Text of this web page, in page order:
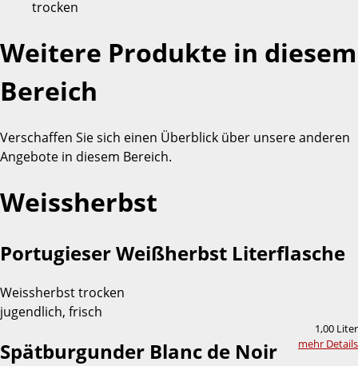
trocken
Weitere Produkte in diesem
Bereich
Verschaffen Sie sich einen Überblick über unsere anderen
Angebote in diesem Bereich.
Weissherbst
Portugieser Weißherbst Literflasche
Weissherbst trocken
jugendlich, frisch
1,00 Liter
mehr Details
Spätburgunder Blanc de Noir